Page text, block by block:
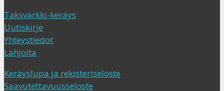
Taksvärkki-keräys
Uutiskirje
Yhteystiedot
Lahjoita
Keräyslupa ja rekisteriseloste
Saavutettavuusseloste